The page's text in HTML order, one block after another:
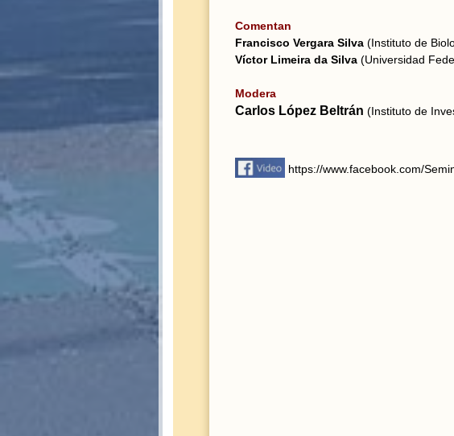
Comentan
Francisco Vergara Silva(Instituto de
Víctor Limeira da Silva (Universidad
Modera
Carlos López Beltrán (Instituto de
https://www.facebook.com/